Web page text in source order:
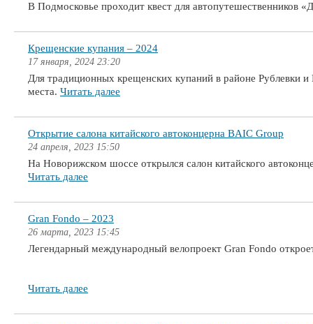
В Подмосковье проходит квест для автопутешественников
Крещенские купания – 2024
17 января, 2024 23:20
Для традиционных крещенских купаний в районе Рублевки
места. Читать далее
Открытие салона китайского автоконцерна BAIC Group
24 апреля, 2023 15:50
На Новорижском шоссе открылся салон китайского
Читать далее
Gran Fondo – 2023
26 марта, 2023 15:45
Легендарный международный велопроект Gran Fondo
Читать далее